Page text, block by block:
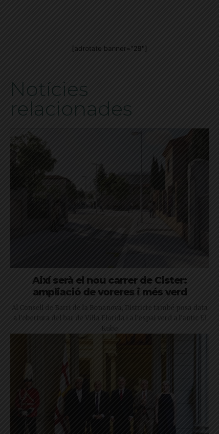
[adrotate banner="28"]
Notícies
relacionades
Així serà el nou carrer de Cister:
ampliació de voreres i més verd
Al Consell de Barri de la Bonanova, Districte també posa data
a l'obertura del bar de Vil·la Florida i a l'espai verd a l'antic El
Kubo